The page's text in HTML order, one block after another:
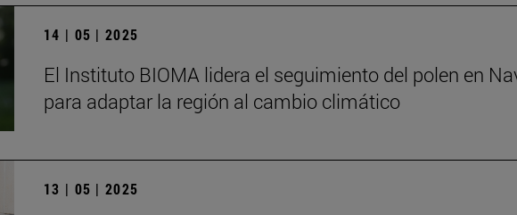
14 | 05 | 2025
El Instituto BIOMA lidera el seguimiento del polen en
para adaptar la región al cambio climático
13 | 05 | 2025